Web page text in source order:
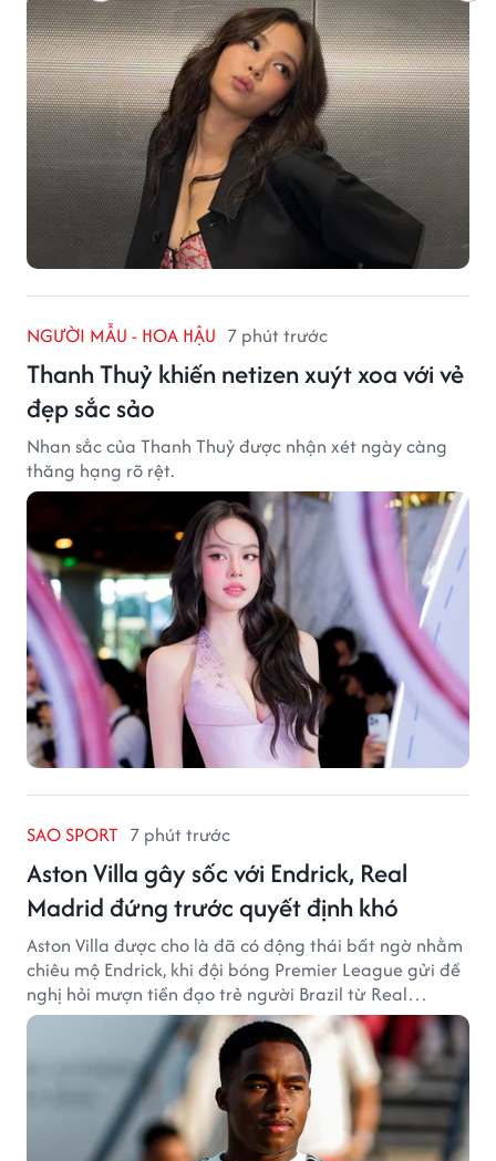
NGƯỜI MẪU - HOA HẬU 7 phút trước
Thanh Thuỷ khiến netizen xuýt xoa với vẻ
đẹp sắc sảo
Nhan sắc của Thanh Thuỷ được nhận xét ngày càng
thăng hạng rõ rệt.
SAO SPORT 7 phút trước
Aston Villa gây sốc với Endrick, Real
Madrid đứng trước quyết định khó
Aston Villa được cho là đã có động thái bất ngờ nhằm
chiêu mộ Endrick, khi đội bóng Premier League gửi đề
nghị hỏi mượn tiền đạo trẻ người Brazil từ Real
Madrid.